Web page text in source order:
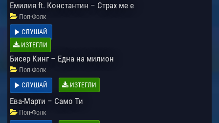
Емилия ft. Константин – Страх ме е
Поп-Фолк
СЛУШАЙ
ИЗТЕГЛИ
Бисер Кинг – Една на милион
Поп-Фолк
СЛУШАЙ
ИЗТЕГЛИ
Ева-Марти – Само Ти
Поп-Фолк